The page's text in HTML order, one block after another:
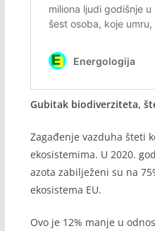
Gubitak biodiverziteta,
Zagađenje vazduha šteti
ekosistemima. U 2020.
azota zabilježeni su na
ekosistema EU.
Ovo je 12% manje u